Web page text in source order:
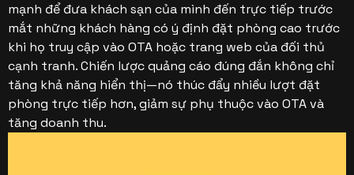
mạnh để đưa khách sạn của mình đến trực tiếp trước
mắt những khách hàng có ý định đặt phòng cao trước
khi họ truy cập vào OTA hoặc trang web của đối thủ
cạnh tranh. Chiến lược quảng cáo đúng đắn không chỉ
tăng khả năng hiển thị—nó thúc đẩy nhiều lượt đặt
phòng trực tiếp hơn, giảm sự phụ thuộc vào OTA và
tăng doanh thu.